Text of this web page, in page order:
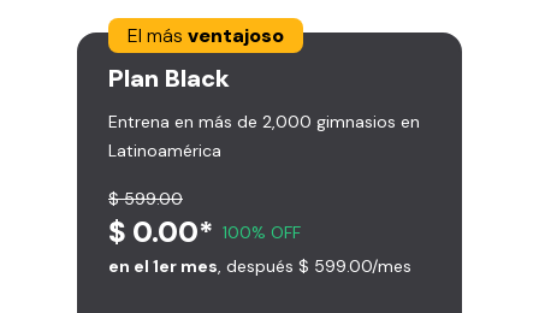
El más ventajoso
Plan Black
Entrena en más de 2,000 gimnasios en
Latinoamérica
$ 599.00
$ 0.00* 100% OFF
en el 1er mes , después $ 599.00/mes